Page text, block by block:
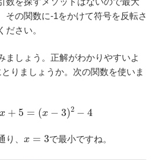
その関数に-1をかけて符号を反転さ
ださい。
ましょう。正解がわかりやすいよ
りましょうか。次の関数を使いま
x +5 x 2−4
、 で最小ですね。